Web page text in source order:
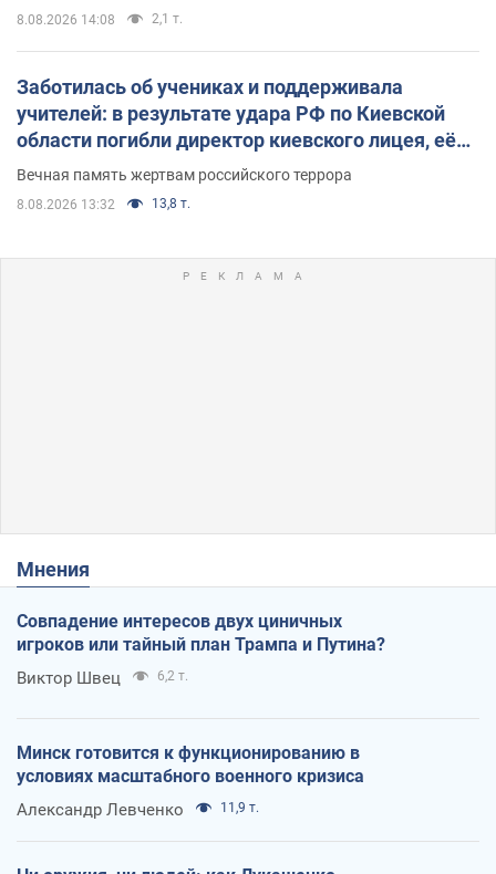
8.08.2026 14:08 2,1 т.
Заботилась об учениках и поддерживала
учителей: в результате удара РФ по Киевской
области погибли директор киевского лицея, её
муж и внук
Вечная память жертвам российского террора
8.08.2026 13:32 13,8 т.
Мнения
Совпадение интересов двух циничных
игроков или тайный план Трампа и Путина?
Виктор Швец 6,2 т.
Минск готовится к функционированию в
условиях масштабного военного кризиса
Александр Левченко 11,9 т.